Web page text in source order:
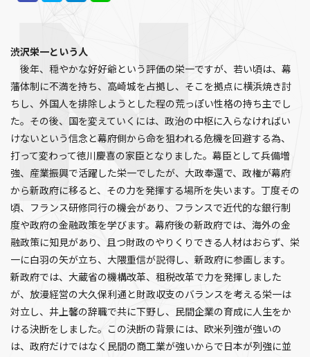
渋沢栄一という人
後年、穏やかな好好爺という評価の栄一ですが、若い頃は、幕
藩体制に不満を持ち、高崎城を占拠し、そこを拠点に横浜焼き討
ちし、外国人を排除しようとした程の荒っぽい性格の持ち主でし
た。その後、国を変えていくには、政治の中枢に入らなければい
けないという信念と幕府側から命を狙われる危機を回避する為、
打って変わって徳川慶喜の家臣となりました。幕臣として兵備増
強、産業振興で活躍した栄一でしたが、大政奉還で、政権が幕府
から新政府に移ると、その力を発揮する場所を失います。丁度その
頃、フランス研修同行の機会があり、フランスで近代的な銀行制
度や政府の金融政策を学びます。幕府後の新政府では、海外の金
融政策に知見があり、且つ財政のやりくりできる人材はおらず、栄
一に白羽の矢が立ち、大隈重信が説得し、新政府に参画します。
新政府では、大蔵省の機構改革、租税改革で力を発揮しました
が、放漫経営の大久保利通と財政収支のバランスを考える栄一は
対立し、井上馨の辞職で共に下野し、民間企業の育成に人生をか
ける決断をしました。この決断の背景には、欧米列強が強いの
は、政府だけではなく民間の商工業が強いからで日本が列強に並